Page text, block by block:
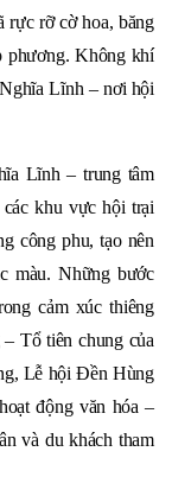
rực rỡ cờ hoa, băng
phương. Không khí
Lĩnh – nơi hội
Lĩnh – trung tâm
khu vực hội trại
công phu, tạo nên
màu. Những bước
cảm xúc thiêng
Tổ tiên chung của
Lễ hội Đền Hùng
động văn hóa –
và du khách tham